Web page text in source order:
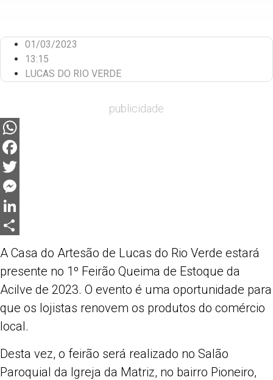
01/03/2023
13:15
LUCAS DO RIO VERDE
publicidade
WhatsApp
Facebook
Twitter
Messenger
LinkedIn
Share
A Casa do Artesão de Lucas do Rio Verde estará
presente no 1º Feirão Queima de Estoque da
Acilve de 2023. O evento é uma oportunidade para
que os lojistas renovem os produtos do comércio
local.
Desta vez, o feirão será realizado no Salão
Paroquial da Igreja da Matriz, no bairro Pioneiro,